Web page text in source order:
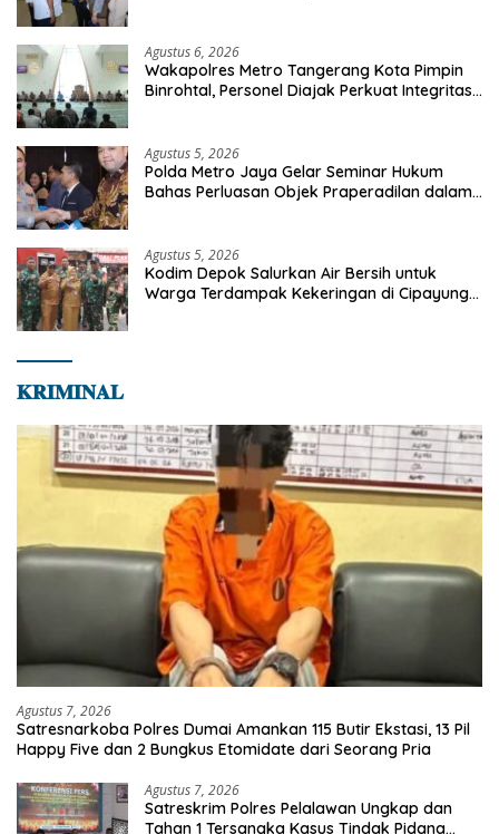
Agustus 6, 2026
Wakapolres Metro Tangerang Kota Pimpin
Binrohtal, Personel Diajak Perkuat Integritas
Agustus 5, 2026
Polda Metro Jaya Gelar Seminar Hukum
Bahas Perluasan Objek Praperadilan dalam
Agustus 5, 2026
Kodim Depok Salurkan Air Bersih untuk
Warga Terdampak Kekeringan di Cipayung
𝐊𝐑𝐈𝐌𝐈𝐍𝐀𝐋
Agustus 7, 2026
Satresnarkoba Polres Dumai Amankan 115 Butir Ekstasi, 13 Pil
Happy Five dan 2 Bungkus Etomidate dari Seorang Pria
Agustus 7, 2026
Satreskrim Polres Pelalawan Ungkap dan
Tahan 1 Tersangka Kasus Tindak Pidana